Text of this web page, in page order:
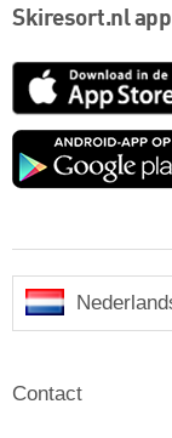
Skiresort.nl app
Contact